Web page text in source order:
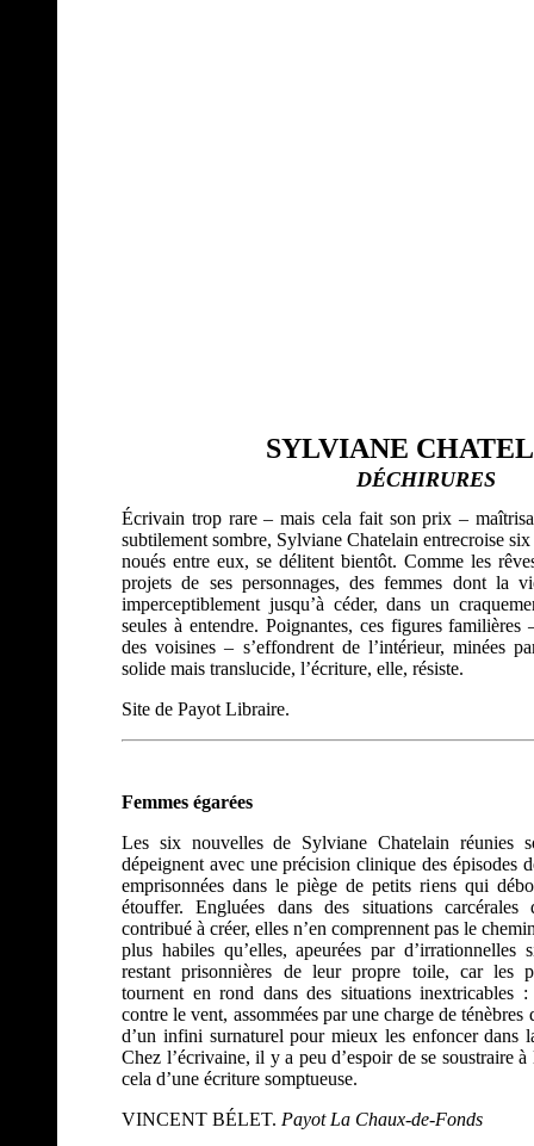
SYLVIANE
DÉCHIRURES
Écrivain trop rare – mais cela fait son prix –
subtilement sombre, Sylviane Chatelain entrecroise
noués entre eux, se délitent bientôt. Comme les
projets de ses personnages, des femmes dont la
imperceptiblement jusqu’à céder, dans un
seules à entendre. Poignantes, ces figures familières
des voisines – s’effondrent de l’intérieur, minées
solide mais translucide, l’écriture, elle, résiste.
Site de Payot Libraire.
Femmes égarées
Les six nouvelles de Sylviane Chatelain réunies
dépeignent avec une précision clinique des épisodes
emprisonnées dans le piège de petits riens qui
étouffer. Engluées dans des situations carcérales
contribué à créer, elles n’en comprennent pas le
plus habiles qu’elles, apeurées par d’irrationnelles
restant prisonnières de leur propre toile, car les
tournent en rond dans des situations inextricables :
contre le vent, assommées par une charge de
d’un infini surnaturel pour mieux les enfoncer dans
Chez l’écrivaine, il y a peu d’espoir de se soustraire
cela d’une écriture somptueuse.
VINCENT BÉLET. Payot La Chaux-de-Fonds